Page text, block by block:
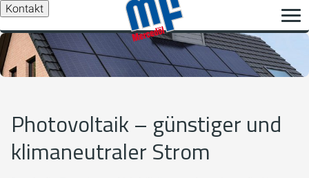
Kontakt
Photovoltaik – günstiger und
klimaneutraler Strom